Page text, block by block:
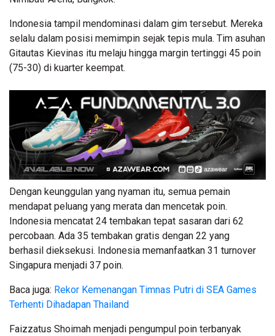
Indonesia tampil mendominasi dalam gim tersebut. Mereka
selalu dalam posisi memimpin sejak tepis mula. Tim asuhan
Gitautas Kievinas itu melaju hingga margin tertinggi 45 poin
(75-30) di kuarter keempat.
Dengan keunggulan yang nyaman itu, semua pemain
mendapat peluang yang merata dan mencetak poin.
Indonesia mencatat 24 tembakan tepat sasaran dari 62
percobaan. Ada 35 tembakan gratis dengan 22 yang
berhasil dieksekusi. Indonesia memanfaatkan 31 turnover
Singapura menjadi 37 poin.
Baca juga: Rekor Kemenangan Timnas Putri di SEA Games
Terhenti Dihadapan Thailand
Faizzatus Shoimah menjadi pengumpul poin terbanyak